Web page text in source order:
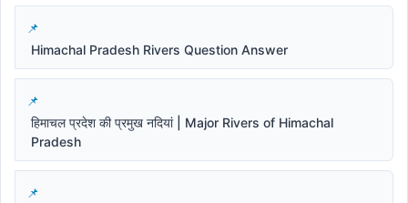
Himachal Pradesh Rivers Question Answer
हिमाचल प्रदेश की प्रमुख नदियां | Major Rivers of Himachal
Pradesh